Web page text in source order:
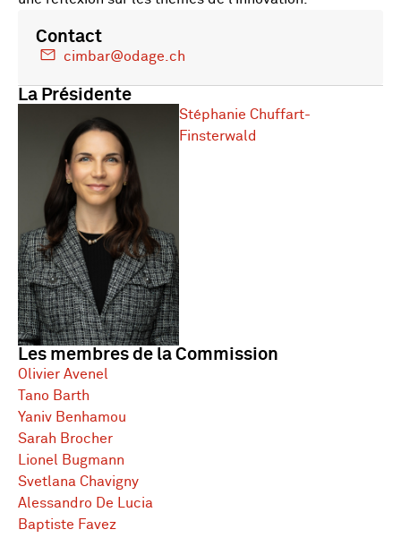
Contact
cimbar@odage.ch
La Présidente
Stéphanie Chuffart-
Finsterwald
Les membres de la Commission
Olivier Avenel
Tano Barth
Yaniv Benhamou
Sarah Brocher
Lionel Bugmann
Svetlana Chavigny
Alessandro De Lucia
Baptiste Favez